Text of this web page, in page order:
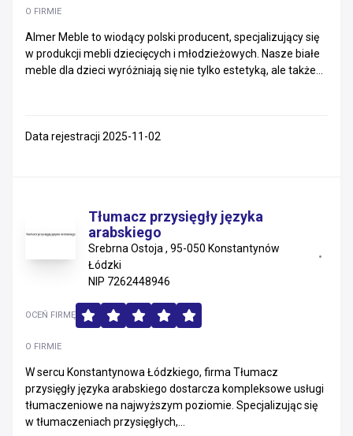
O FIRMIE
Almer Meble to wiodący polski producent, specjalizujący się
w produkcji mebli dziecięcych i młodzieżowych. Nasze białe
meble dla dzieci wyróżniają się nie tylko estetyką, ale także...
Data rejestracji 2025-11-02
Tłumacz przysięgły języka
arabskiego
Srebrna Ostoja , 95-050 Konstantynów
Łódzki
NIP 7262448946
O FIRMIE
W sercu Konstantynowa Łódzkiego, firma Tłumacz
przysięgły języka arabskiego dostarcza kompleksowe usługi
tłumaczeniowe na najwyższym poziomie. Specjalizując się
w tłumaczeniach przysięgłych,...
OCEŃ FIRMĘ